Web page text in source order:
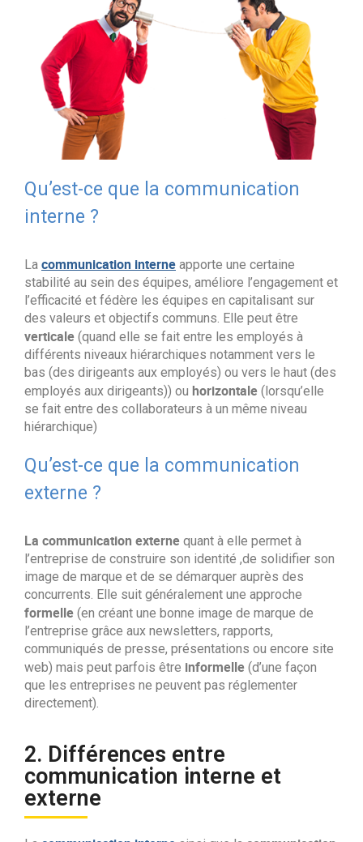
Qu’est-ce que la communication
interne ?
La communication interne apporte une certaine
stabilité au sein des équipes, améliore l’engagement et
l’efficacité et fédère les équipes en capitalisant sur
des valeurs et objectifs communs. Elle peut être
verticale (quand elle se fait entre les employés à
différents niveaux hiérarchiques notamment vers le
bas (des dirigeants aux employés) ou vers le haut (des
employés aux dirigeants)) ou horizontale (lorsqu’elle
se fait entre des collaborateurs à un même niveau
hiérarchique)
Qu’est-ce que la communication
externe ?
La communication externe quant à elle permet à
l’entreprise de construire son identité ,de solidifier son
image de marque et de se démarquer auprès des
concurrents. Elle suit généralement une approche
formelle (en créant une bonne image de marque de
l’entreprise grâce aux newsletters, rapports,
communiqués de presse, présentations ou encore site
web) mais peut parfois être informelle (d’une façon
que les entreprises ne peuvent pas réglementer
directement).
2. Différences entre
communication interne et
externe